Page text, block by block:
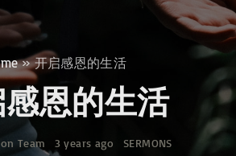
»开启感恩的生活
恩的生活
Team 3 years ago SERMONS